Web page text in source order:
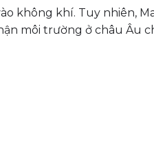
không khí. Tuy nhiên,
môi trường ở châu Âu